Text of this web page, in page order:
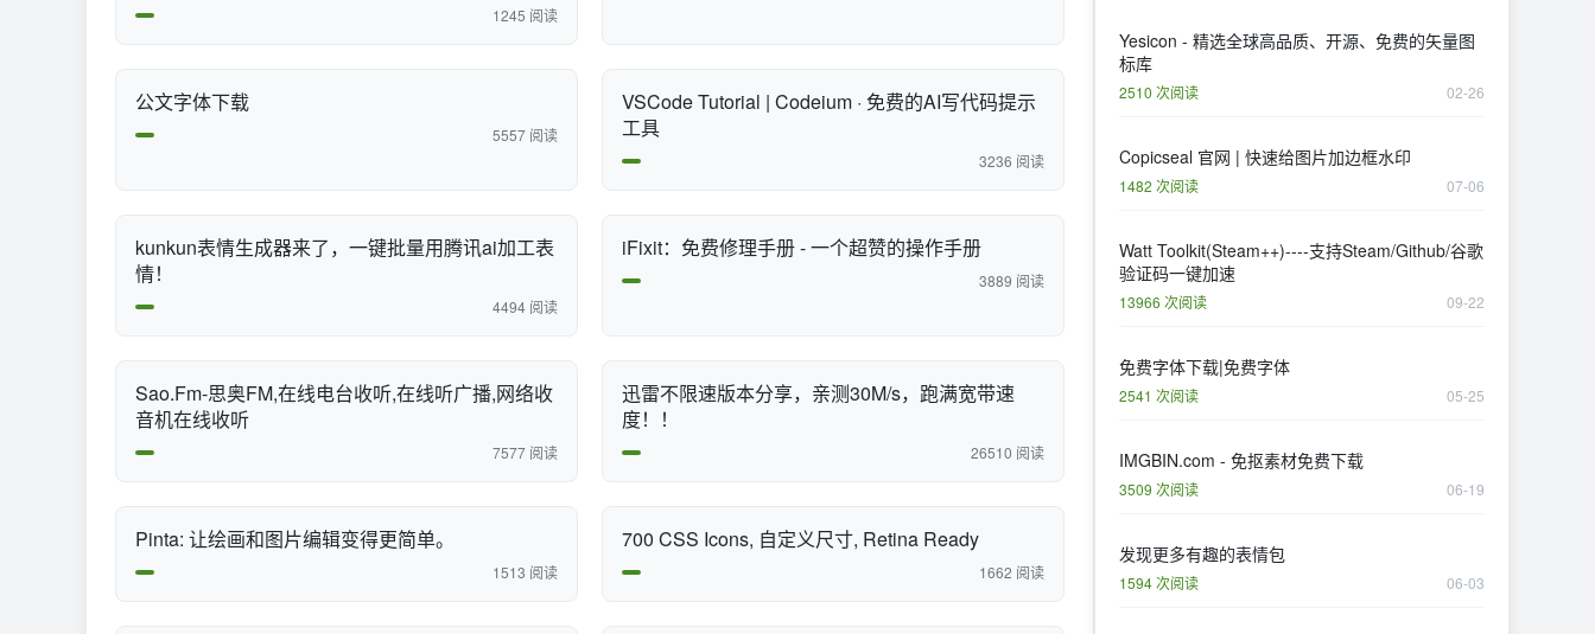
1245 阅读
公文字体下载
5557 阅读
VSCode Tutorial | Codeium · 免费的AI写代码提示
工具
3236 阅读
kunkun表情生成器来了，一键批量用腾讯ai加工表
情！
4494 阅读
iFixit：免费修理手册 - 一个超赞的操作手册
3889 阅读
Sao.Fm-思奥FM,在线电台收听,在线听广播,网络收
音机在线收听
7577 阅读
迅雷不限速版本分享，亲测30M/s，跑满宽带速
度！！
26510 阅读
Pinta: 让绘画和图片编辑变得更简单。
1513 阅读
700 CSS Icons, 自定义尺寸, Retina Ready
1662 阅读
Yesicon - 精选全球高品质、开源、免费的矢量图
标库
2510 次阅读 02-26
Copicseal 官网 | 快速给图片加边框水印
1482 次阅读 07-06
Watt Toolkit(Steam++)----支持Steam/Github/谷歌
验证码一键加速
13966 次阅读 09-22
免费字体下载|免费字体
2541 次阅读 05-25
IMGBIN.com - 免抠素材免费下载
3509 次阅读 06-19
发现更多有趣的表情包
1594 次阅读 06-03